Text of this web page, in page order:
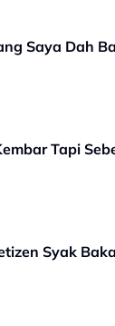
Saya Dah
Tapi
Syak